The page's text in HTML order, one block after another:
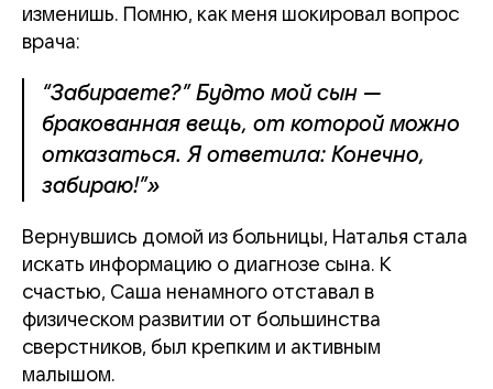
изменишь. Помню, как меня шокировал вопрос
врача:
“Забираете?” Будто мой сын —
бракованная вещь, от которой можно
отказаться. Я ответила: Конечно,
забираю!”»
Вернувшись домой из больницы, Наталья стала
искать информацию о диагнозе сына. К
счастью, Саша ненамного отставал в
физическом развитии от большинства
сверстников, был крепким и активным
малышом.